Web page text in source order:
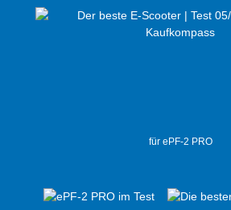
für ePF-2 PRO